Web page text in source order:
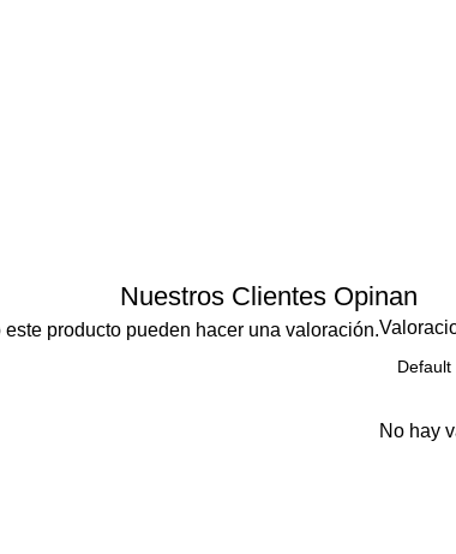
Nuestros Clientes Opinan
No hay
producto pueden hacer una valoración.